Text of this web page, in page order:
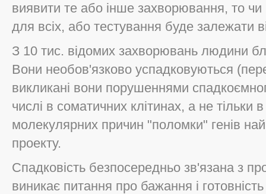
виявити те або інше захворювання, то
для всіх, або тестування буде залежати
З 10 тис. відомих захворювань людини
Вони необов'язково успадковуються
викликані вони порушеннями
числі в соматичних клітинах, а не тільки
молекулярних причин "поломки" генів
проекту.
Спадковість безпосередньо зв'язана з
виникає питання про бажання і